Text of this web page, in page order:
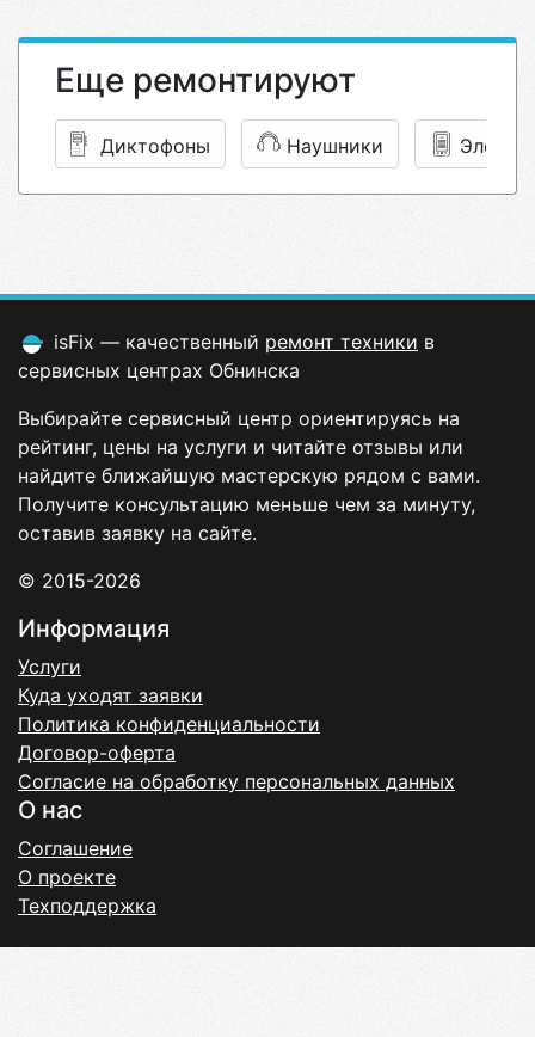
Еще ремонтируют
Диктофоны Наушники
isFix — качественный ремонт техники в
сервисных центрах Обнинска
Выбирайте сервисный центр ориентируясь на
рейтинг, цены на услуги и читайте отзывы или
найдите ближайшую мастерскую рядом с вами.
Получите консультацию меньше чем за минуту,
оставив заявку на сайте.
© 2015-2026
Информация
Услуги
Куда уходят заявки
Политика конфиденциальности
Договор-оферта
Согласие на обработку персональных данных
О нас
Соглашение
О проекте
Техподдержка